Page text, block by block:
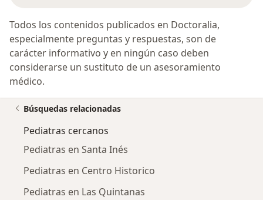
Todos los contenidos publicados en Doctoralia,
especialmente preguntas y respuestas, son de
carácter informativo y en ningún caso deben
considerarse un sustituto de un asesoramiento
médico.
Búsquedas relacionadas
Pediatras cercanos
Pediatras en Santa Inés
Pediatras en Centro Historico
Pediatras en Las Quintanas